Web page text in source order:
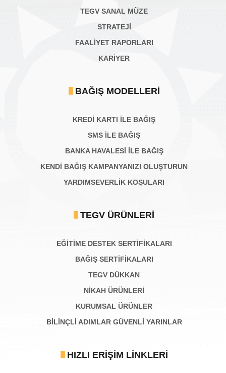
TEGV SANAL MÜZE
STRATEJİ
FAALİYET RAPORLARI
KARIYER
BAĞIŞ MODELLERI
KREDİ KARTI İLE BAĞIŞ
SMS İLE BAĞIŞ
BANKA HAVALESİ İLE BAĞIŞ
KENDİ BAĞIŞ KAMPANYANIZI OLUŞTURUN
YARDIMSEVERLİK KOŞULARI
TEGV ÜRÜNLERI
EĞİTİME DESTEK SERTİFİKALARI
BAĞIŞ SERTIFIKALARI
TEGV DÜKKAN
NİKAH ÜRÜNLERİ
KURUMSAL ÜRÜNLER
BILINÇLI ADIMLAR GÜVENLI YARINLAR
HIZLI ERIŞIM LINKLERI